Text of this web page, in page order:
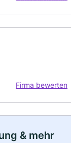
Firma bewerten
& mehr